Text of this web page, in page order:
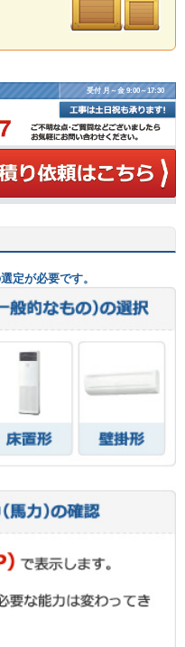
受付 月～金 9:00～17:30
定が必要です。